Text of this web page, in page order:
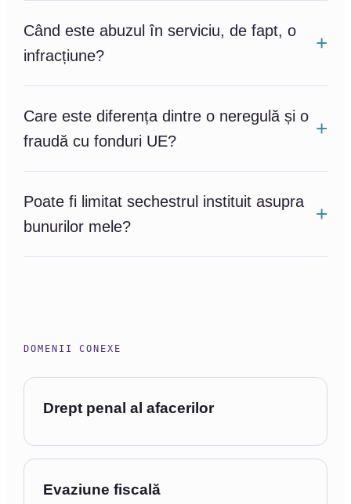
Când este abuzul în serviciu, de fapt, o
infracțiune?
Care este diferența dintre o neregulă și o
fraudă cu fonduri UE?
Poate fi limitat sechestrul instituit asupra
bunurilor mele?
DOMENII CONEXE
Drept penal al afacerilor
Evaziune fiscală